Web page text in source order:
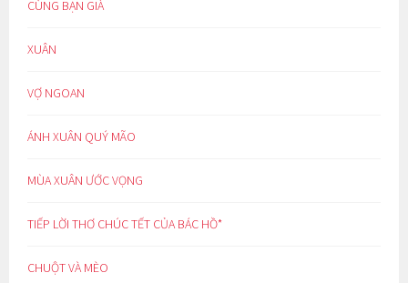
CÙNG BẠN GIÀ
XUÂN
VỢ NGOAN
ÁNH XUÂN QUÝ MÃO
MÙA XUÂN ƯỚC VỌNG
TIẾP LỜI THƠ CHÚC TẾT CỦA BÁC HỒ*
CHUỘT VÀ MÈO